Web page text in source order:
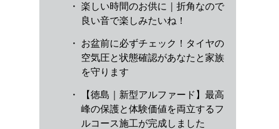
・ 楽しい時間のお供に｜折角なので
良い音で楽しみたいね！
・
お盆前に必ずチェック！タイヤの
空気圧と状態確認があなたと家族
を守ります
・
【徳島｜新型アルファード】最高
峰の保護と体験価値を両立するフ
ルコース施工が完成しました